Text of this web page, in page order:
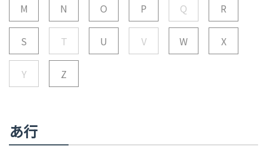
M N O P Q R
S T U V W X
Y Z
あ行